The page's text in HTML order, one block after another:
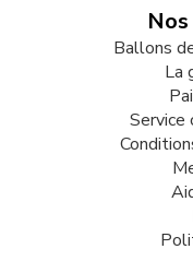
Ballons
La
Service